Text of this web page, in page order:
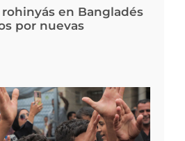
en Bangladés
por nuevas